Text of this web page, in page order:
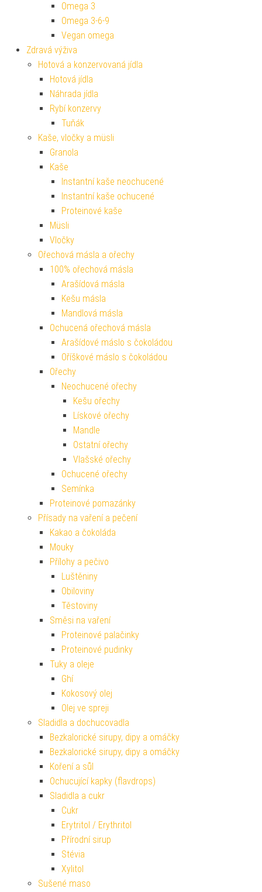
Omega 3
Omega 3-6-9
Vegan omega
Zdravá výživa
Hotová a konzervovaná jídla
Hotová jídla
Náhrada jídla
Rybí konzervy
Tuňák
Kaše, vločky a müsli
Granola
Kaše
Instantní kaše neochucené
Instantní kaše ochucené
Proteinové kaše
Müsli
Vločky
Ořechová másla a ořechy
100% ořechová másla
Arašídová másla
Kešu másla
Mandlová másla
Ochucená ořechová másla
Arašídové máslo s čokoládou
Oříškové máslo s čokoládou
Ořechy
Neochucené ořechy
Kešu ořechy
Lískové ořechy
Mandle
Ostatní ořechy
Vlašské ořechy
Ochucené ořechy
Semínka
Proteinové pomazánky
Přísady na vaření a pečení
Kakao a čokoláda
Mouky
Přílohy a pečivo
Luštěniny
Obiloviny
Těstoviny
Směsi na vaření
Proteinové palačinky
Proteinové pudinky
Tuky a oleje
Ghí
Kokosový olej
Olej ve spreji
Sladidla a dochucovadla
Bezkalorické sirupy, dipy a omáčky
Bezkalorické sirupy, dipy a omáčky
Koření a sůl
Ochucující kapky (flavdrops)
Sladidla a cukr
Cukr
Erytritol / Erythritol
Přírodní sirup
Stévia
Xylitol
Sušené maso